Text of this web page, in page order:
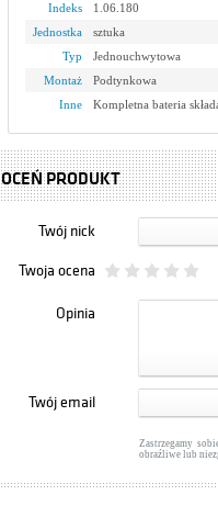
Indeks
1.06.180
Jednostka
sztuka
Typ
Jednouchwytowa
Montaż
Podtynkowa
Inne
Kompletna bateria
OCEŃ PRODUKT
Twój nick
Twoja ocena
Opinia
Twój email
Zastrzegamy
obraźliwe lub